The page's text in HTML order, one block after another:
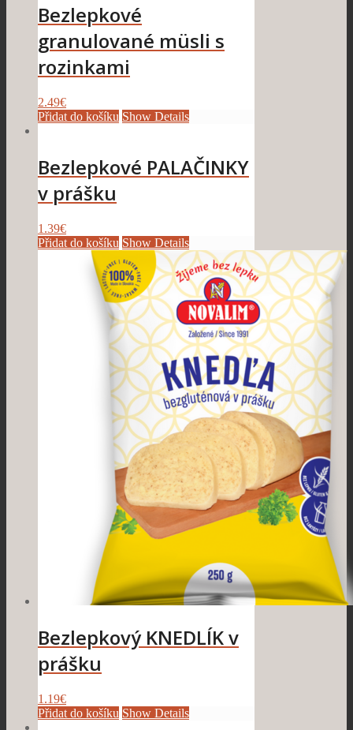
Bezlepkové
granulované müsli s
rozinkami
2.49€
Přidat do košíku Show Details
Bezlepkové PALAČINKY
v prášku
1.39€
Přidat do košíku Show Details
Bezlepkový KNEDLÍK v
prášku
1.19€
Přidat do košíku Show Details